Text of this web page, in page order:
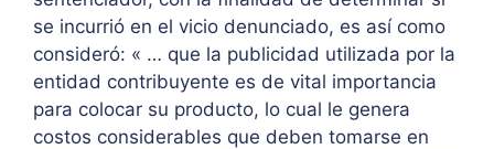
se incurrió en el vicio denunciado, es así como
consideró: « … que la publicidad utilizada por la
entidad contribuyente es de vital importancia
para colocar su producto, lo cual le genera
costos considerables que deben tomarse en